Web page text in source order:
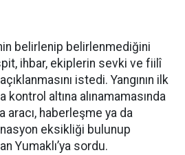
belirlenip belirlenmediğini
ihbar, ekiplerin sevki ve fiilî
istedi. Yangının ilk
kontrol altına alınamamasında
aracı, haberleşme ya da
eksikliği bulunup
Yumaklı’ya sordu.